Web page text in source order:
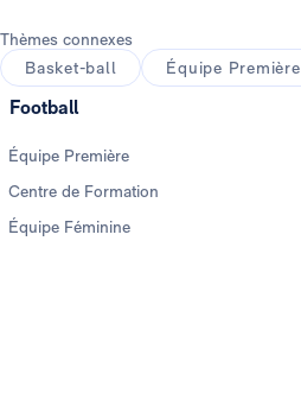
Thèmes connexes
Basket-ball
Équipe Première
Football
Équipe Première
Centre de Formation
Équipe Féminine